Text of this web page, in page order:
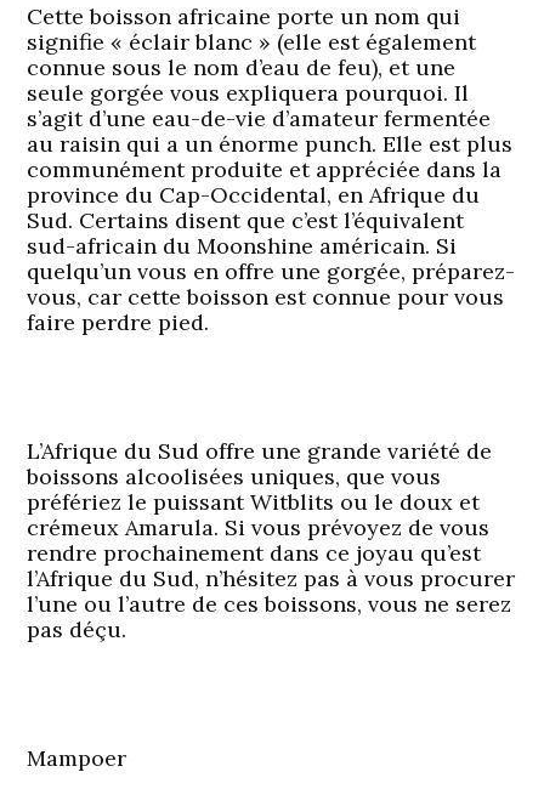
Cette boisson africaine porte un nom qui
signifie « éclair blanc » (elle est également
connue sous le nom d’eau de feu), et une
seule gorgée vous expliquera pourquoi. Il
s’agit d’une eau-de-vie d’amateur fermentée
au raisin qui a un énorme punch. Elle est plus
communément produite et appréciée dans la
province du Cap-Occidental, en Afrique du
Sud. Certains disent que c’est l’équivalent
sud-africain du Moonshine américain. Si
quelqu’un vous en offre une gorgée, préparez-
vous, car cette boisson est connue pour vous
faire perdre pied.
L’Afrique du Sud offre une grande variété de
boissons alcoolisées uniques, que vous
préfériez le puissant Witblits ou le doux et
crémeux Amarula. Si vous prévoyez de vous
rendre prochainement dans ce joyau qu’est
l’Afrique du Sud, n’hésitez pas à vous procurer
l’une ou l’autre de ces boissons, vous ne serez
pas déçu.
Mampoer